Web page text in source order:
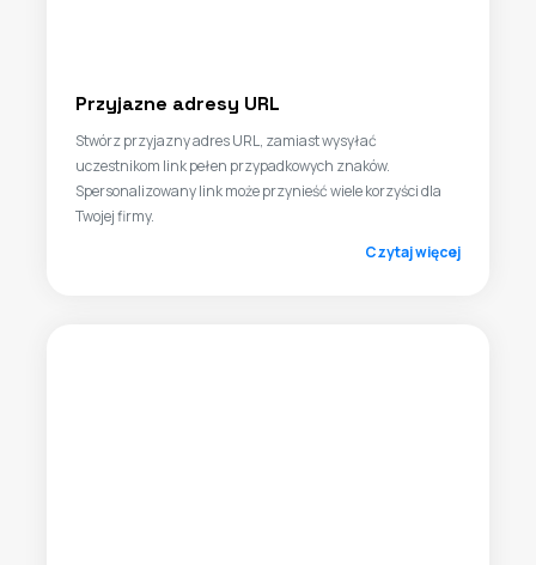
Przyjazne adresy URL
Stwórz przyjazny adres URL, zamiast wysyłać
uczestnikom link pełen przypadkowych znaków.
Spersonalizowany link może przynieść wiele korzyści dla
Twojej firmy.
Czytaj więcej